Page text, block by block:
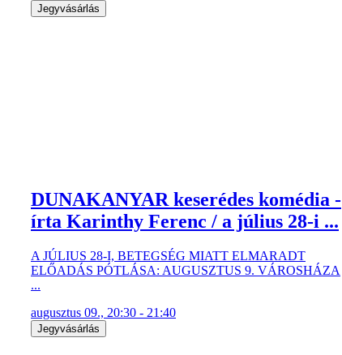
Jegyvásárlás
DUNAKANYAR keserédes komédia -
írta Karinthy Ferenc / a július 28-i ...
A JÚLIUS 28-I, BETEGSÉG MIATT ELMARADT
ELŐADÁS PÓTLÁSA: AUGUSZTUS 9. VÁROSHÁZA
...
augusztus 09., 20:30 - 21:40
Jegyvásárlás